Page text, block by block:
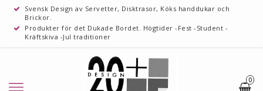
Svensk Design av Servetter, Disktrasor, Köks handdukar och
Brickor.
Produkter för det Dukade Bordet. Högtider -Fest -Student -
Kräftskiva -Jul traditioner
0